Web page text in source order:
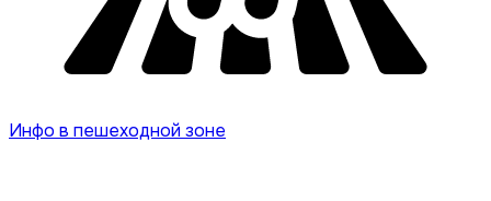
Инфо в пешеходной зоне